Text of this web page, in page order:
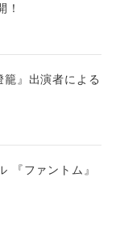
！
』出演者による
『ファントム』